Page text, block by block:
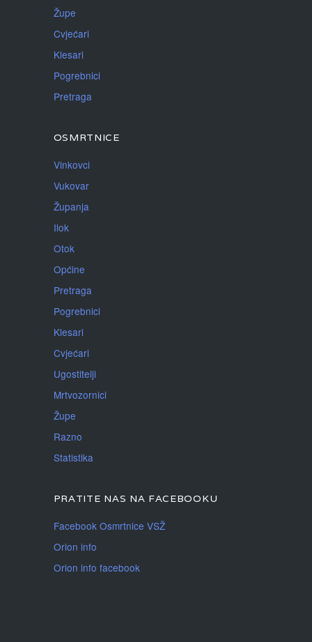
Župe
Cvjećari
Klesari
Pogrebnici
Pretraga
OSMRTNICE
Vinkovci
Vukovar
Županja
Ilok
Otok
Općine
Pretraga
Pogrebnici
Klesari
Cvjećari
Ugostitelji
Mrtvozornici
Župe
Razno
Statistika
PRATITE NAS NA FACEBOOKU
Facebook Osmrtnice VSŽ
Orion info
Orion info facebook